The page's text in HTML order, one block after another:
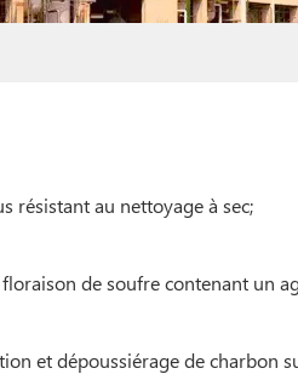
résistant au nettoyage à sec;
de soufre contenant un
et dépoussiérage de charbon